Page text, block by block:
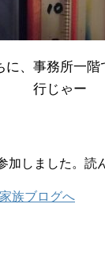
に、事務所一階
行じゃー
加しました。読